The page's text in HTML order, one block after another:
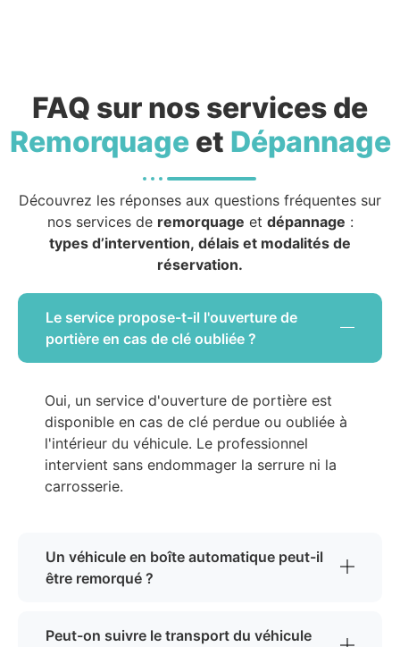
FAQ sur nos services de
Remorquageet Dépannage
Découvrez les réponses aux questions fréquentes sur
nos services de remorquage et dépannage :
types d’intervention, délais et modalités de
réservation.
Le service propose-t-il l'ouverture de
portière en cas de clé oubliée ?
Oui, un service d'ouverture de portière est
disponible en cas de clé perdue ou oubliée à
l'intérieur du véhicule. Le professionnel
intervient sans endommager la serrure ni la
carrosserie.
Un véhicule en boîte automatique peut-il
être remorqué ?
Peut-on suivre le transport du véhicule